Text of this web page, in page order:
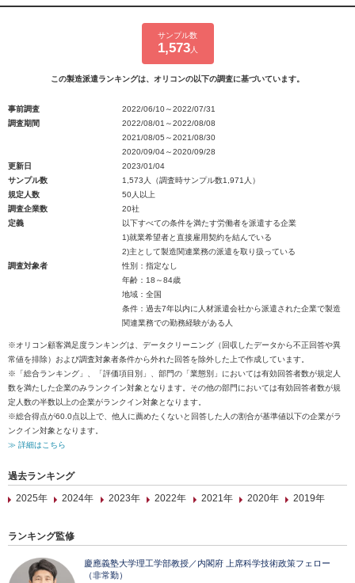
サンプル数
1,573人
この製造派遣ランキングは、オリコンの以下の調査に基づいています。
事前調査
2022/06/10～2022/07/31
調査期間
2022/08/01～2022/08/08
2021/08/05～2021/08/30
2020/09/04～2020/09/28
更新日
2023/01/04
サンプル数
1,573人（調査時サンプル数1,971人）
規定人数
50人以上
調査企業数
20社
定義
以下すべての条件を満たす労働者を派遣する企業
1)就業希望者と直接雇用契約を結んでいる
2)主として製造関連業務の派遣を取り扱っている
調査対象者
性別：指定なし
年齢：18～84歳
地域：全国
条件：過去7年以内に人材派遣会社から派遣された企業で製造
関連業務での勤務経験がある人
※オリコン顧客満足度ランキングは、データクリーニング（回収したデータから不正回答や異
常値を排除）および調査対象者条件から外れた回答を除外した上で作成しています。
※「総合ランキング」、「評価項目別」、部門の「業態別」においては有効回答者数が規定人
数を満たした企業のみランクイン対象となります。その他の部門においては有効回答者数が規
定人数の半数以上の企業がランクイン対象となります。
※総合得点が60.0点以上で、他人に薦めたくないと回答した人の割合が基準値以下の企業がラ
ンクイン対象となります。
≫ 詳細はこちら
過去ランキング
2025年
2024年 2023年 2022年 2021年 2020年 2019年
ランキング監修
慶應義塾大学理工学部教授／内閣府 上席科学技術政策フェロー
（非常勤）